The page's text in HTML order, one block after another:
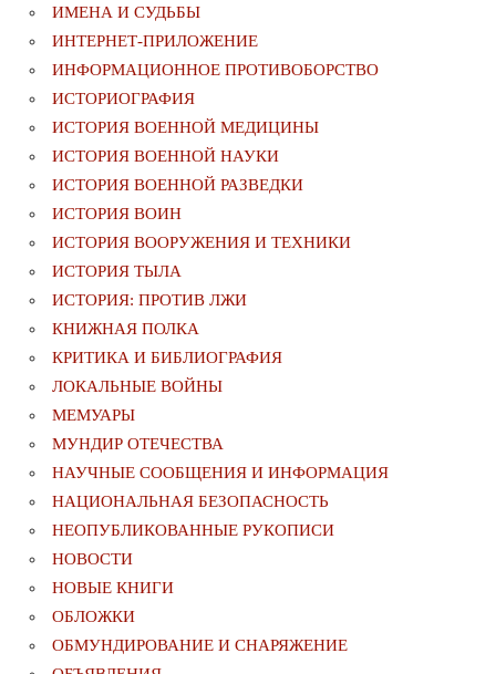
ИМЕНА И СУДЬБЫ
ИНТЕРНЕТ-ПРИЛОЖЕНИЕ
ИНФОРМАЦИОННОЕ ПРОТИВОБОРСТВО
ИСТОРИОГРАФИЯ
ИСТОРИЯ ВОЕННОЙ МЕДИЦИНЫ
ИСТОРИЯ ВОЕННОЙ НАУКИ
ИСТОРИЯ ВОЕННОЙ РАЗВЕДКИ
ИСТОРИЯ ВОИН
ИСТОРИЯ ВООРУЖЕНИЯ И ТЕХНИКИ
ИСТОРИЯ ТЫЛА
ИСТОРИЯ: ПРОТИВ ЛЖИ
КНИЖНАЯ ПОЛКА
КРИТИКА И БИБЛИОГРАФИЯ
ЛОКАЛЬНЫЕ ВОЙНЫ
МЕМУАРЫ
МУНДИР ОТЕЧЕСТВА
НАУЧНЫЕ СООБЩЕНИЯ И ИНФОРМАЦИЯ
НАЦИОНАЛЬНАЯ БЕЗОПАСНОСТЬ
НЕОПУБЛИКОВАННЫЕ РУКОПИСИ
НОВОСТИ
НОВЫЕ КНИГИ
ОБЛОЖКИ
ОБМУНДИРОВАНИЕ И СНАРЯЖЕНИЕ